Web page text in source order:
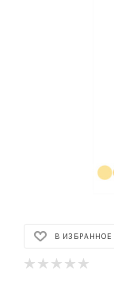
В ИЗБРАННОЕ